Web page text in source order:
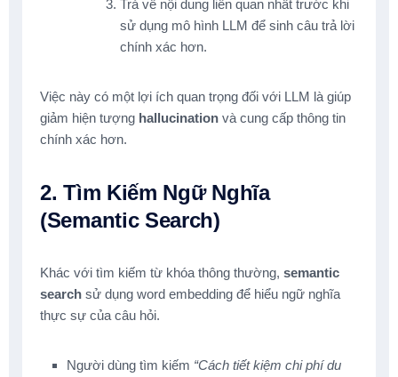
Trả về nội dung liên quan nhất trước khi
sử dụng mô hình LLM để sinh câu trả lời
chính xác hơn.
Việc này có một lợi ích quan trọng đối với LLM là giúp
giảm hiện tượng hallucination và cung cấp thông tin
chính xác hơn.
2. Tìm Kiếm Ngữ Nghĩa
(Semantic Search)
Khác với tìm kiếm từ khóa thông thường, semantic
search sử dụng word embedding để hiểu ngữ nghĩa
thực sự của câu hỏi.
Người dùng tìm kiếm “Cách tiết kiệm chi phí du